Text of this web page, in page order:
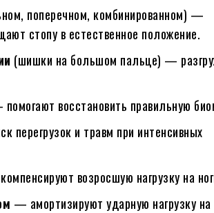
поперечном, комбинированном) —
стопу в естественное положение.
(шишки на большом пальце) —
восстановить правильную
перегрузок и травм при интенсивных
возросшую нагрузку на
— амортизируют ударную нагрузку на